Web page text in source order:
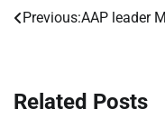
Post
Previous:AAP leader
Related Posts